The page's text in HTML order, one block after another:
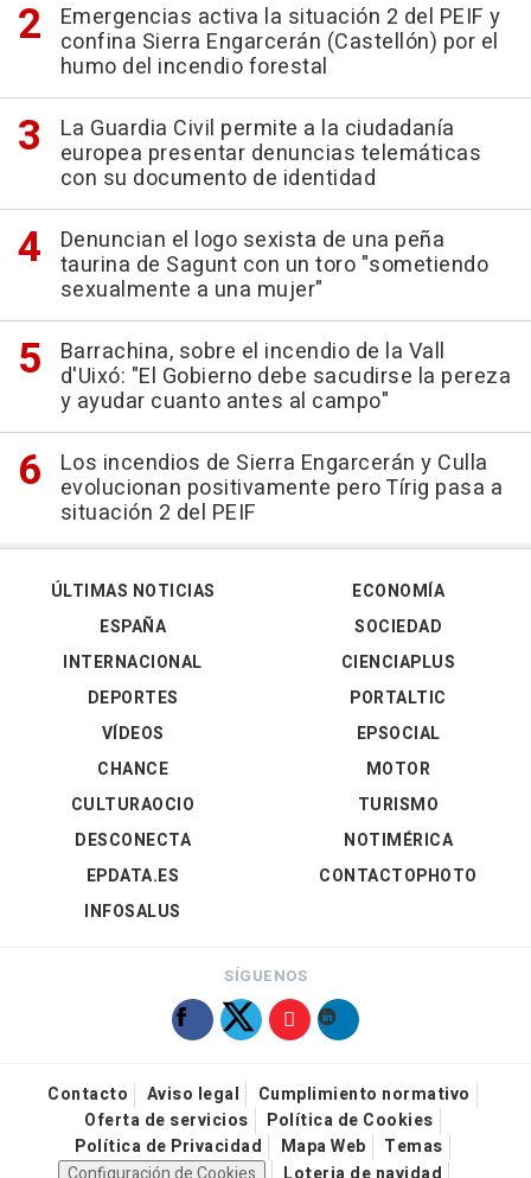
Emergencias activa la situación 2 del PEIF y
confina Sierra Engarcerán (Castellón) por el
humo del incendio forestal
La Guardia Civil permite a la ciudadanía
europea presentar denuncias telemáticas
con su documento de identidad
Denuncian el logo sexista de una peña
taurina de Sagunt con un toro "sometiendo
sexualmente a una mujer"
Barrachina, sobre el incendio de la Vall
d'Uixó: "El Gobierno debe sacudirse la pereza
y ayudar cuanto antes al campo"
Los incendios de Sierra Engarcerán y Culla
evolucionan positivamente pero Tírig pasa a
situación 2 del PEIF
ÚLTIMAS NOTICIAS
ESPAÑA
INTERNACIONAL
DEPORTES
VÍDEOS
ECONOMÍA
SOCIEDAD
CIENCIAPLUS
PORTALTIC
EPSOCIAL
CHANCE
CULTURAOCIO
DESCONECTA
EPDATA.ES
INFOSALUS
MOTOR
TURISMO
NOTIMÉRICA
CONTACTOPHOTO
SÍGUENOS
Contacto Aviso legal
Cumplimiento normativo
Oferta de servicios
Política de Cookies
Política de Privacidad
Mapa Web
Temas